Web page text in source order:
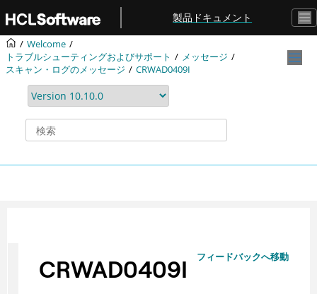
メインコンテンツにジャンプ
製品ドキュメント
Welcome
トラブルシューティングおよびサポート
メッセージ
スキャン・ログのメッセージ
CRWAD0409I
フィードバックへ移動
CRWAD0409I